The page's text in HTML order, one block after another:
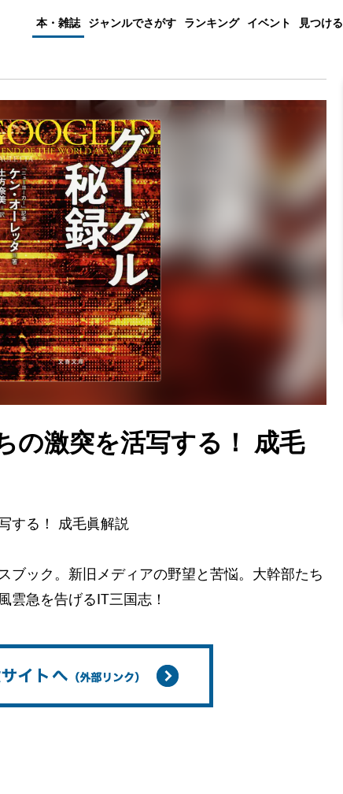
本・雑誌 ジャンルでさがす ランキング イベント 見つける
の激突を活写する！ 成毛
する！ 成毛眞解説
ブック。新旧メディアの野望と苦悩。大幹部たち
雲急を告げるIT三国志！